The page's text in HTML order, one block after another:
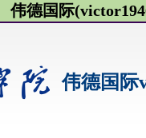
伟德国际
伟德国际